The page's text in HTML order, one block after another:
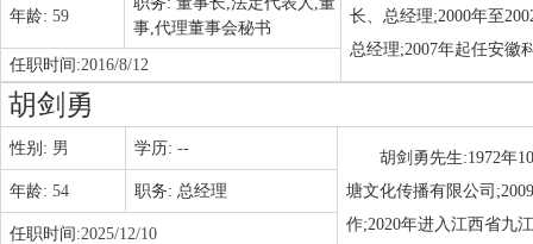
长、总经理;2000年至
总经理;2007年起任安徽
年龄: 59
事,代理董事会秘书
任职时间:2016/8/12
胡剑勇
性别: 男 学历: --
胡剑勇先生:1972年
塘文化传播有限公司
作;2020年进入江西省九
年龄: 54 职务: 总经理
任职时间:2025/12/10